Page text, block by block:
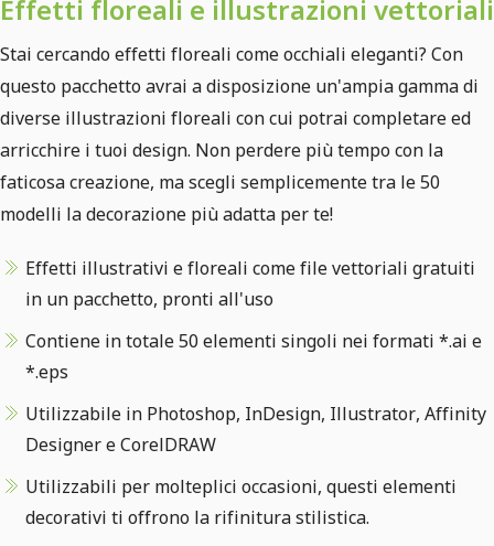
Effetti floreali e illustrazioni vettoriali
Stai cercando effetti floreali come occhiali eleganti? Con
questo pacchetto avrai a disposizione un'ampia gamma di
diverse illustrazioni floreali con cui potrai completare ed
arricchire i tuoi design. Non perdere più tempo con la
faticosa creazione, ma scegli semplicemente tra le 50
modelli la decorazione più adatta per te!
Effetti illustrativi e floreali come file vettoriali gratuiti
in un pacchetto, pronti all'uso
Contiene in totale 50 elementi singoli nei formati *.ai e
*.eps
Utilizzabile in Photoshop, InDesign, Illustrator, Affinity
Designer e CorelDRAW
Utilizzabili per molteplici occasioni, questi elementi
decorativi ti offrono la rifinitura stilistica.